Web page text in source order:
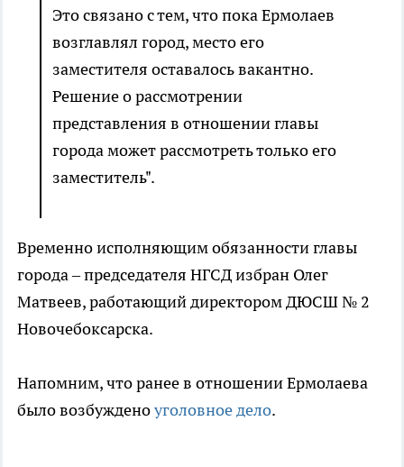
Это связано с тем, что пока Ермолаев
возглавлял город, место его
заместителя оставалось вакантно.
Решение о рассмотрении
представления в отношении главы
города может рассмотреть только его
заместитель".
Временно исполняющим обязанности главы
города – председателя НГСД избран Олег
Матвеев, работающий директором ДЮСШ № 2
Новочебоксарска.
Напомним, что ранее в отношении Ермолаева
было возбужденоуголовное дело.